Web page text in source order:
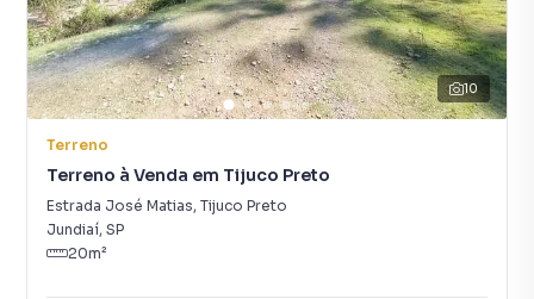
10
Terreno
Terreno à Venda em Tijuco Preto
Estrada José Matias, Tijuco Preto
Jundiaí, SP
20m²